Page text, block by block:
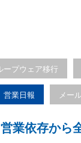
ープウェア移行
営業日報 メー
業依存から